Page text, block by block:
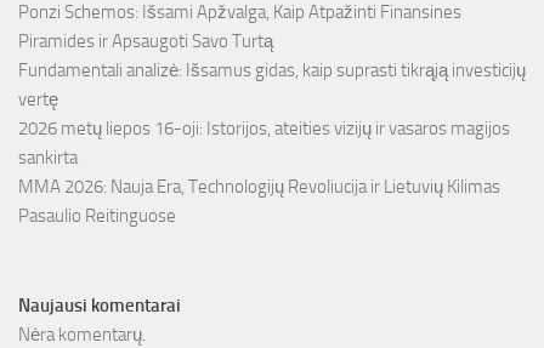
Ponzi Schemos: Išsami Apžvalga, Kaip Atpažinti Finansines
Piramides ir Apsaugoti Savo Turtą
Fundamentali analizė: Išsamus gidas, kaip suprasti tikrąją investicijų
vertę
2026 metų liepos 16-oji: Istorijos, ateities vizijų ir vasaros magijos
sankirta
MMA 2026: Nauja Era, Technologijų Revoliucija ir Lietuvių Kilimas
Pasaulio Reitinguose
Naujausi komentarai
Nėra komentarų.